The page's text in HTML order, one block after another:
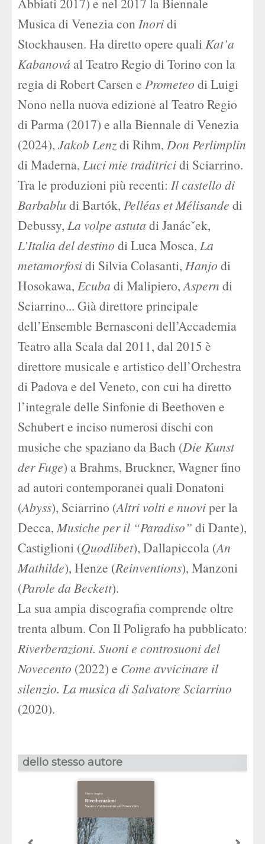
Musica di Venezia conInoridi
Stockhausen. Ha diretto opere qualiKat’a
Kabanová al Teatro Regio di Torino con la
regia di Robert Carsen e Prometeo di Luigi
Nono nella nuova edizione al Teatro Regio
di Parma (2017) e alla Biennale di Venezia
(2024), Jakob Lenzdi Rihm, Don Perlimplin
di Maderna, Luci mie traditricidi Sciarrino.
Tra le produzioni più recenti: Il castello di
Barbablu di Bartók, Pelléas et Mélisande di
Debussy, La volpe astuta di Janácˇek,
L’Italia del destino di Luca Mosca, La
metamorfosidi Silvia Colasanti, Hanjo di
Hosokawa, Ecuba di Malipiero,Aspern di
Sciarrino... Già direttore principale
dell’Ensemble Bernasconi dell’Accademia
Teatro alla Scala dal 2011, dal 2015 è
direttore musicale e artistico dell’Orchestra
di Padova e del Veneto, con cui ha diretto
l’integrale delle Sinfonie di Beethoven e
Schubert e inciso numerosi dischi con
musiche che spaziano da Bach (Die Kunst
der Fuge) a Brahms, Bruckner, Wagner fino
ad autori contemporanei quali Donatoni
(Abyss), Sciarrino (Altri volti e nuoviper la
Decca,Musiche per il “Paradiso” di Dante),
Castiglioni (Quodlibet), Dallapiccola (An
Mathilde), Henze (Reinventions), Manzoni
(Parole da Beckett).
La sua ampia discografia comprende oltre
trenta album. Con Il Poligrafo ha pubblicato:
Riverberazioni. Suoni e controsuoni del
Novecento (2022) e Come avvicinare il
silenzio. La musica di Salvatore Sciarrino
(2020).
dello stesso autore